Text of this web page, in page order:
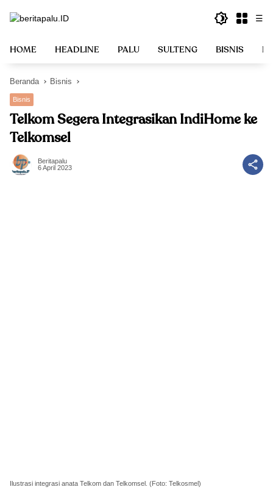
☰
HOME HEADLINE PALU SULTENG BISNIS
Beranda Bisnis
Bisnis
Telkom Segera Integrasikan IndiHome ke
Telkomsel
Beritapalu
6 April 2023
Ilustrasi integrasi anata Telkom dan Telkomsel. (Foto: Telkosmel)